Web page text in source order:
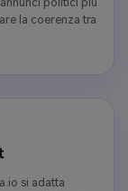
la coerenza tra
si adatta